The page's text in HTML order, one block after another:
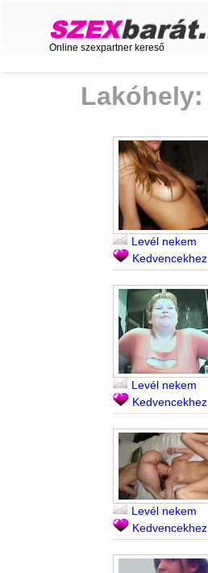
Online szexpartner kereső
Levél nekem
Kedvencekhez
Levél nekem
Kedvencekhez
Levél nekem
Kedvencekhez